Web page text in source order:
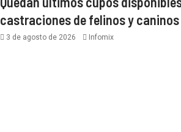
castraciones de felinos y caninos
3 de agosto de 2026 Infomix